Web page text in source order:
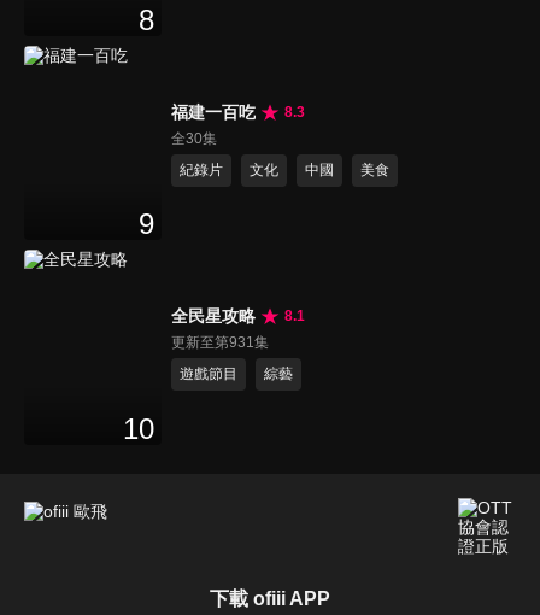
8
9
福建一百吃
8.3
全30集
紀錄片
文化 中國 美食
10
全民星攻略
8.1
更新至第931集
遊戲節目
綜藝
下載 ofiii APP